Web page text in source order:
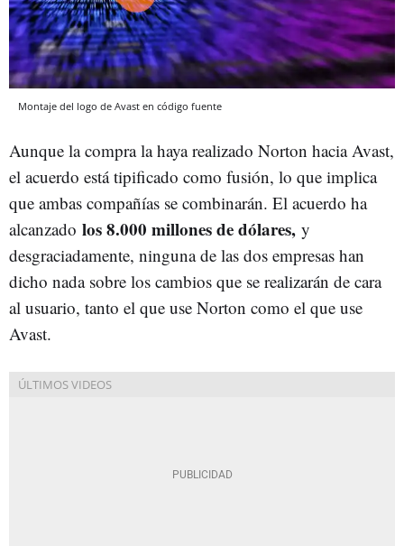
Montaje del logo de Avast en código fuente
Aunque la compra la haya realizado Norton hacia Avast,
el acuerdo está tipificado como fusión, lo que implica
que ambas compañías se combinarán. El acuerdo ha
alcanzado los 8.000 millones de dólares, y
desgraciadamente, ninguna de las dos empresas han
dicho nada sobre los cambios que se realizarán de cara
al usuario, tanto el que use Norton como el que use
Avast.